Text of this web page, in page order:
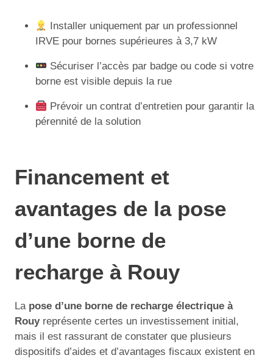
Installer uniquement par un professionnel
IRVE pour bornes supérieures à 3,7 kW
Sécuriser l’accès par badge ou code si votre
borne est visible depuis la rue
Prévoir un contrat d’entretien pour garantir la
pérennité de la solution
Financement et
avantages de la pose
d’une borne de
recharge à Rouy
La pose d’une borne de recharge électrique à
Rouyreprésente certes un investissement initial,
mais il est rassurant de constater que plusieurs
dispositifs d’aides et d’avantages fiscaux existent en